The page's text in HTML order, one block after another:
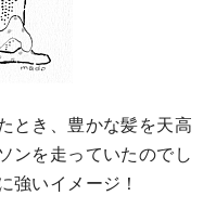
とき、豊かな髪を天高
ンを走っていたのでし
強いイメージ！